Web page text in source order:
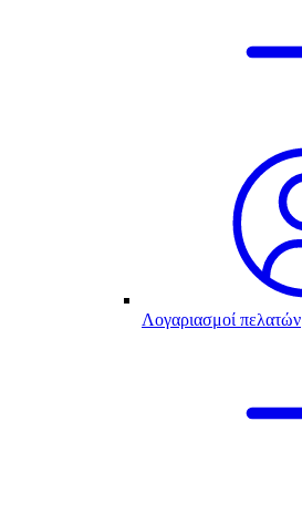
Λογαριασμοί πελατών